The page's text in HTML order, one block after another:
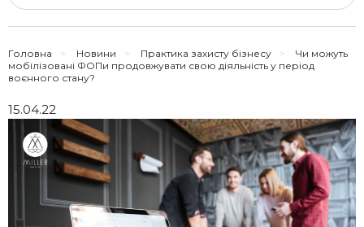
Головна > Новини > Практика захисту бізнесу >
Чи можуть
мобілізовані ФОПи продовжувати свою діяльність у період
воєнного стану?
15.04.22